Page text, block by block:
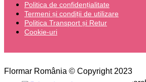
Politica de confidențialitate
Termeni și condiții de utilizare
Politica Transport și Retur
Cookie-uri
Flormar România © Copyright 2023